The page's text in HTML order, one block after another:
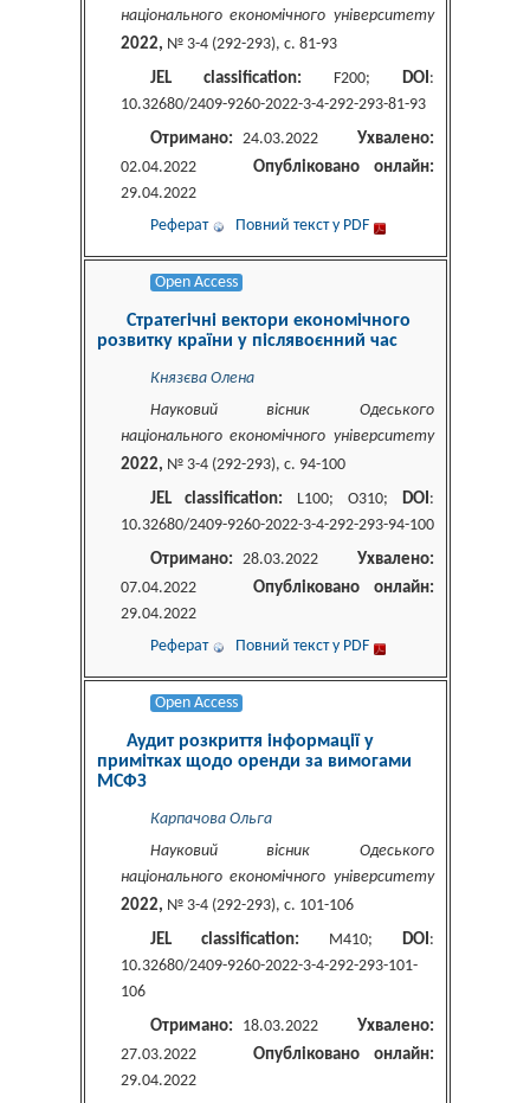
національного економічного університету
2022, № 3-4 (292-293), c. 81-93
JEL classification: F200; DOI :
10.32680/2409-9260-2022-3-4-292-293-81-93
Отримано: 24.03.2022 Ухвалено:
02.04.2022 Опубліковано онлайн:
29.04.2022
Реферат
Повний текст у PDF
Open Access
Стратегічні вектори економічного
розвитку країни у післявоєнний час
Князєва Олена
Науковий вісник Одеського
національного економічного університету
2022, № 3-4 (292-293), c. 94-100
JEL classification: L100; О310; DOI :
10.32680/2409-9260-2022-3-4-292-293-94-100
Отримано: 28.03.2022 Ухвалено:
07.04.2022 Опубліковано онлайн:
29.04.2022
Реферат
Повний текст у PDF
Open Access
Аудит розкриття інформації у
примітках щодо оренди за вимогами
МСФЗ
Карпачова Ольга
Науковий вісник Одеського
національного економічного університету
2022, № 3-4 (292-293), c. 101-106
JEL classification: M410; DOI :
10.32680/2409-9260-2022-3-4-292-293-101-
106
Отримано: 18.03.2022 Ухвалено:
27.03.2022 Опубліковано онлайн:
29.04.2022